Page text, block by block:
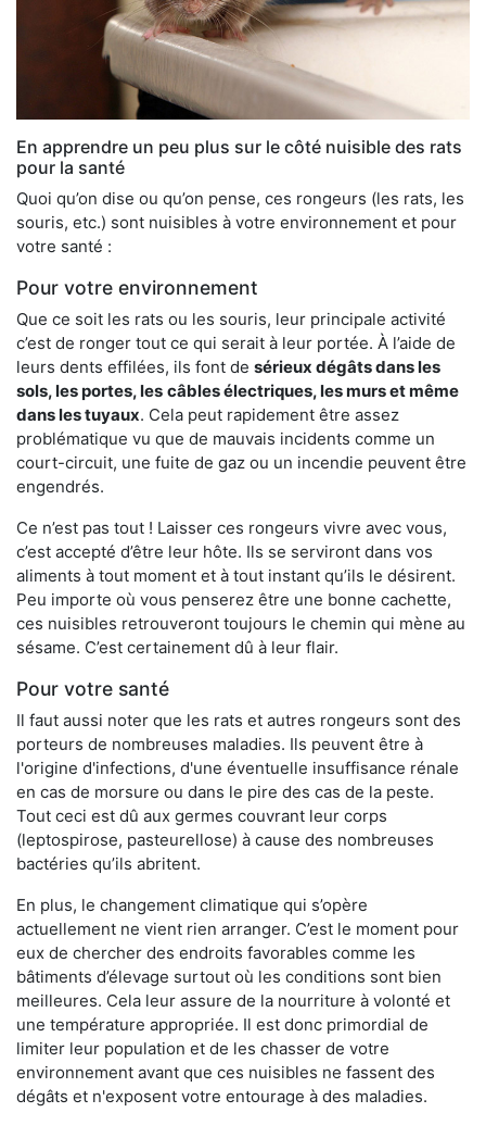
En apprendre un peu plus sur le côté nuisible des rats
pour la santé
Quoi qu’on dise ou qu’on pense, ces rongeurs (les rats, les
souris, etc.) sont nuisibles à votre environnement et pour
votre santé :
Pour votre environnement
Que ce soit les rats ou les souris, leur principale activité
c’est de ronger tout ce qui serait à leur portée. À l’aide de
leurs dents effilées, ils font de sérieux dégâts dans les
sols, les portes, les câbles électriques, les murs et même
dans les tuyaux. Cela peut rapidement être assez
problématique vu que de mauvais incidents comme un
court-circuit, une fuite de gaz ou un incendie peuvent être
engendrés.
Ce n’est pas tout ! Laisser ces rongeurs vivre avec vous,
c’est accepté d’être leur hôte. Ils se serviront dans vos
aliments à tout moment et à tout instant qu’ils le désirent.
Peu importe où vous penserez être une bonne cachette,
ces nuisibles retrouveront toujours le chemin qui mène au
sésame. C’est certainement dû à leur flair.
Pour votre santé
Il faut aussi noter que les rats et autres rongeurs sont des
porteurs de nombreuses maladies. Ils peuvent être à
l'origine d'infections, d'une éventuelle insuffisance rénale
en cas de morsure ou dans le pire des cas de la peste.
Tout ceci est dû aux germes couvrant leur corps
(leptospirose, pasteurellose) à cause des nombreuses
bactéries qu’ils abritent.
En plus, le changement climatique qui s’opère
actuellement ne vient rien arranger. C’est le moment pour
eux de chercher des endroits favorables comme les
bâtiments d’élevage surtout où les conditions sont bien
meilleures. Cela leur assure de la nourriture à volonté et
une température appropriée. Il est donc primordial de
limiter leur population et de les chasser de votre
environnement avant que ces nuisibles ne fassent des
dégâts et n'exposent votre entourage à des maladies.